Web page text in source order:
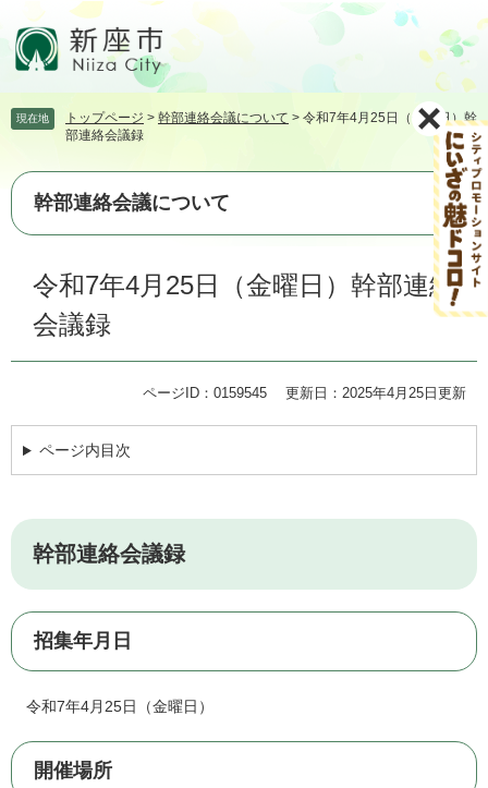
頭
す。
飛
て
本
現在地 トップページ > 幹部連絡会議について > 令和7年4月25日（金曜日）幹
部連絡会議録
幹部連絡会議について
令和7年4月25日（金曜日）幹部連絡
会議録
ページID：0159545 更新日：2025年4月25日更新
ページ内目次
幹部連絡会議録
招集年月日
令和7年4月25日（金曜日）
開催場所